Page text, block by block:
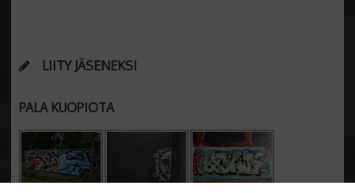
LIITY JÄSENEKSI
PALA KUOPIOTA